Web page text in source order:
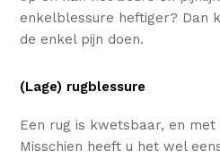
enkelblessure heftiger? Dan
de enkel pijn doen.
(Lage) rugblessure
Een rug is kwetsbaar, en
Misschien heeft u het wel